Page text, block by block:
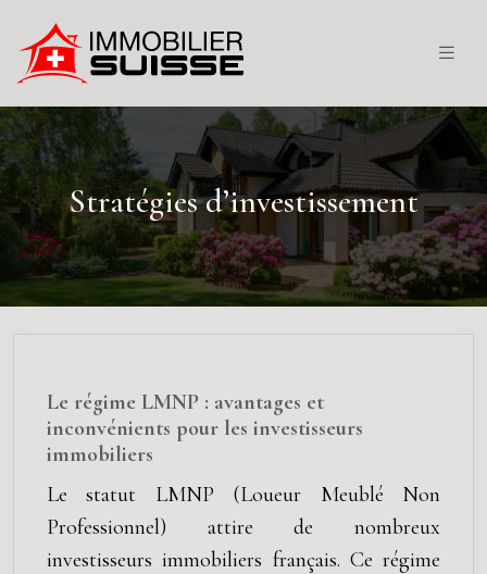
Stratégies d’investissement
Le régime LMNP : avantages et
inconvénients pour les investisseurs
immobiliers
Le statut LMNP (Loueur Meublé Non
Professionnel) attire de nombreux
investisseurs immobiliers français. Ce régime